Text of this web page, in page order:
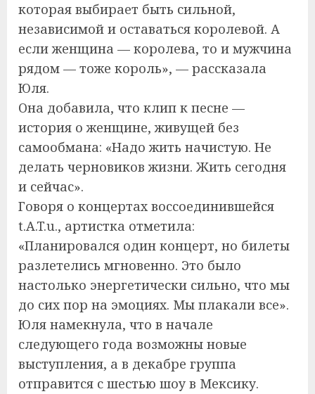
которая выбирает быть сильной,
независимой и оставаться королевой. А
если женщина — королева, то и мужчина
рядом — тоже король», — рассказала
Юля.
Она добавила, что клип к песне —
история о женщине, живущей без
самообмана: «Надо жить начистую. Не
делать черновиков жизни. Жить сегодня
и сейчас».
Говоря о концертах воссоединившейся
t.A.T.u., артистка отметила:
«Планировался один концерт, но билеты
разлетелись мгновенно. Это было
настолько энергетически сильно, что мы
до сих пор на эмоциях. Мы плакали все».
Юля намекнула, что в начале
следующего года возможны новые
выступления, а в декабре группа
отправится с шестью шоу в Мексику.